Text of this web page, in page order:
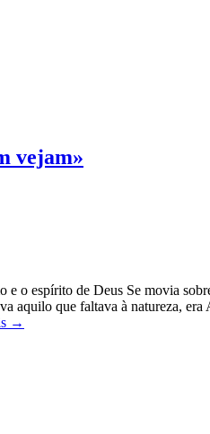
vejam»
espírito de Deus Se movia
aquilo que faltava à natureza,
→